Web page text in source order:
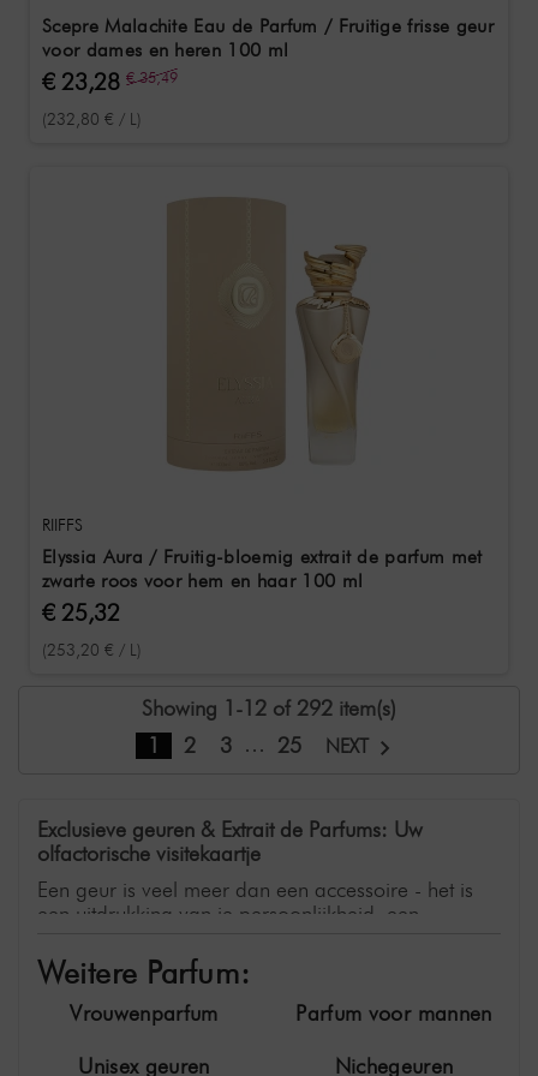
Scepre Malachite Eau de Parfum / Fruitige frisse geur
voor dames en heren 100 ml
€ 23,28 € 35,49
(232,80 € / L)
RIIFFS
Elyssia Aura / Fruitig-bloemig extrait de parfum met
zwarte roos voor hem en haar 100 ml
€ 25,32
(253,20 € / L)
Showing 1-12 of 292 item(s)
1
2 3 … 25 NEXT
Exclusieve geuren & Extrait de Parfums: Uw
olfactorische visitekaartje
Een geur is veel meer dan een accessoire - het is
een uitdrukking van je persoonlijkheid, een
In de SHR Germany online shop nemen we je mee
in de wereld van luxe geuren. Van intense extrait de
parfums met een bijzonder hoge concentratie
geuroliën tot exclusieve nichegeuren, je vindt er
composities die indruk maken door hun karakter en
Weitere Parfum:
Vrouwenparfum Parfum voor mannen
Unisex geuren Nichegeuren